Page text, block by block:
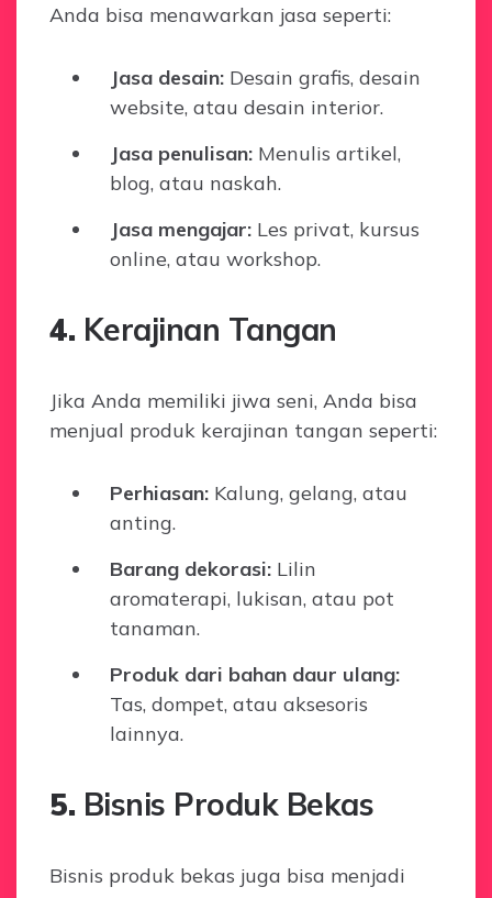
Anda bisa menawarkan jasa seperti:
Jasa desain: Desain grafis, desain
website, atau desain interior.
Jasa penulisan: Menulis artikel,
blog, atau naskah.
Jasa mengajar: Les privat, kursus
online, atau workshop.
4. Kerajinan Tangan
Jika Anda memiliki jiwa seni, Anda bisa
menjual produk kerajinan tangan seperti:
Perhiasan: Kalung, gelang, atau
anting.
Barang dekorasi: Lilin
aromaterapi, lukisan, atau pot
tanaman.
Produk dari bahan daur ulang:
Tas, dompet, atau aksesoris
lainnya.
5. Bisnis Produk Bekas
Bisnis produk bekas juga bisa menjadi